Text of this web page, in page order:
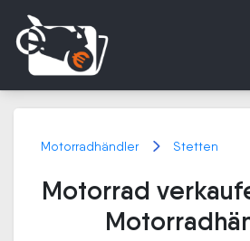
Motorradhändler Stetten
Motorrad